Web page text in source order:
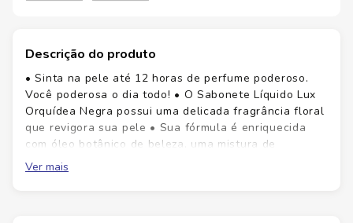
Descrição do produto
• Sinta na pele até 12 horas de perfume poderoso.
Você poderosa o dia todo! • O Sabonete Líquido Lux
Orquídea Negra possui uma delicada fragrância floral
que revigora sua pele • Sua fórmula é enriquecida
com óleo botânico de beleza, uma mistura de
ingredientes naturais que ajudam a manter sua pele
macia e suave, proporcionando uma experiência de
Ver mais